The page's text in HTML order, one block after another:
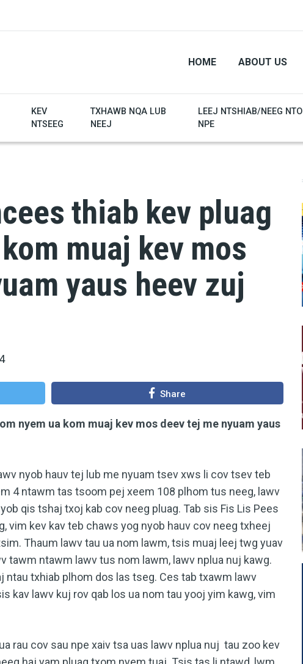
HOME ABOUT US
KEV
NTSEEG
TXHAWB NQA LUB
NEEJ
LEEJ NTSHIAB/NEEG NTO
NPE
thiab kev pluag
muaj kev mos
yaus heev zuj
Share
nyem ua kom muaj kev mos deev tej me nyuam yaus
nyob hauv tej lub me nyuam tsev xws li cov tsev teb
4 ntawm tas tsoom pej xeem 108 plhom tus neeg, lawv
qis tshaj txoj kab cov neeg pluag. Tab sis Fis Lis Pees
vim kev kav teb chaws yog nyob hauv cov neeg txheej
Thaum lawv tau ua nom lawm, tsis muaj leej twg yuav
tawm ntawm lawv tus nom lawm, lawv nplua nuj kawg.
ntau txhiab plhom dos las tseg. Ces tab txawm lawv
kav lawv kuj rov qab los ua nom tau yooj yim kawg, vim
rau cov sau npe xaiv tsa uas lawv nplua nuj tau zoo kev